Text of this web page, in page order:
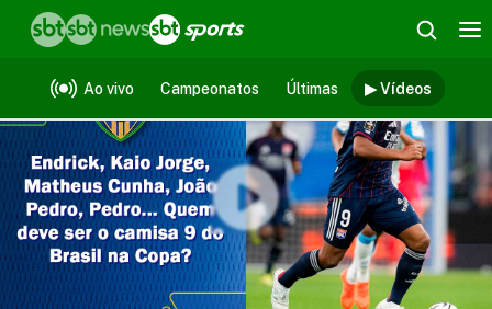
Ao vivo Campeonatos Últimas ▶ Vídeos
Vídeos